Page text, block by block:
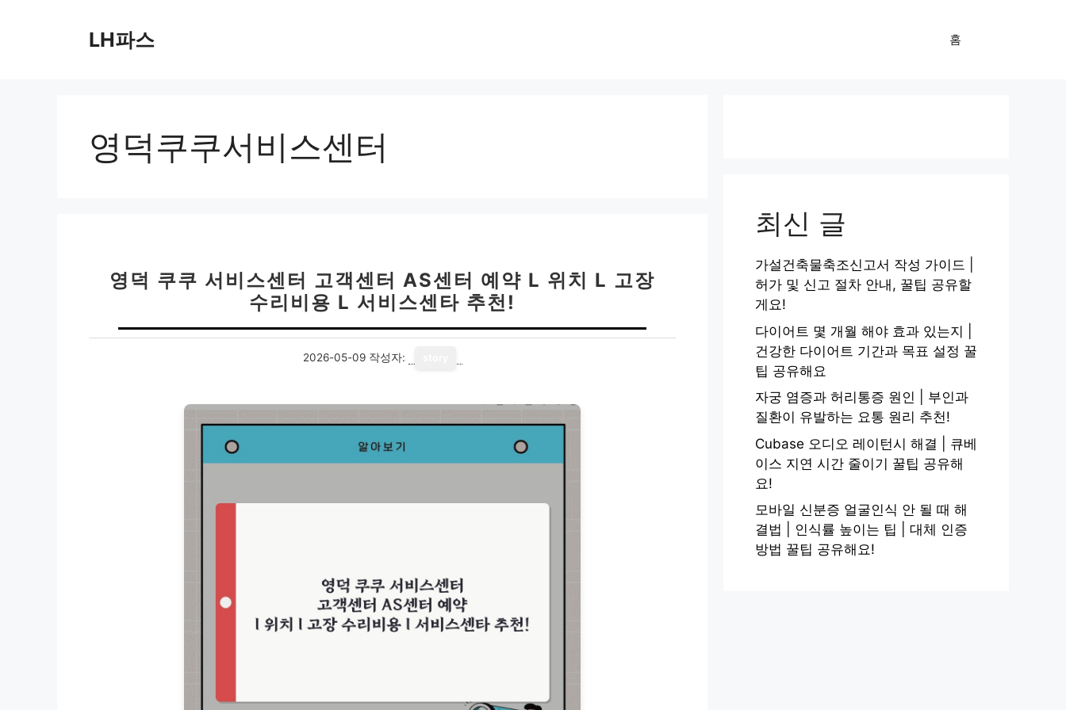
LH파스 홈
영덕쿠쿠서비스센터
영덕 쿠쿠 서비스센터 고객센터 AS센터 예약 L 위치 L 고장
수리비용 L 서비스센타 추천!
2026-05-09 작성자:
최신 글
가설건축물축조신고서 작성 가이드 |
허가 및 신고 절차 안내, 꿀팁 공유할
게요!
다이어트 몇 개월 해야 효과 있는지 |
건강한 다이어트 기간과 목표 설정 꿀
팁 공유해요
자궁 염증과 허리통증 원인 | 부인과
질환이 유발하는 요통 원리 추천!
Cubase 오디오 레이턴시 해결 | 큐베
이스 지연 시간 줄이기 꿀팁 공유해
요!
모바일 신분증 얼굴인식 안 될 때 해
결법 | 인식률 높이는 팁 | 대체 인증
방법 꿀팁 공유해요!